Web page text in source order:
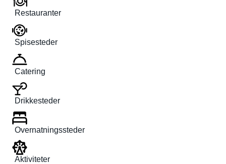
Restauranter
Spisesteder
Catering
Drikkesteder
Overnatningssteder
Aktiviteter